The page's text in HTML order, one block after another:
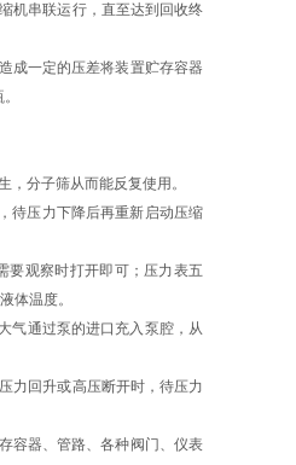
机串联运行，直至达到回收终
成一定的压差将装置贮存容器
分子筛从而能反复使用。
待压力下降后再重新启动压缩
观察时打开即可；压力表五
体温度。
气通过泵的进口充入泵腔，从
力回升或高压断开时，待压力
容器、管路、各种阀门、仪表